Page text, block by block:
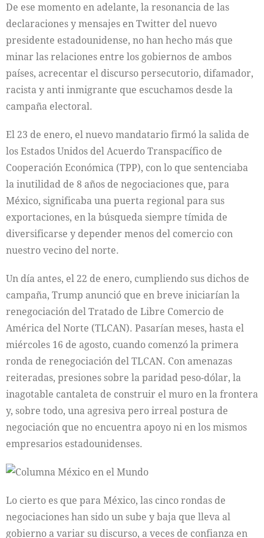
De ese momento en adelante, la resonancia de las
declaraciones y mensajes en Twitter del nuevo
presidente estadounidense, no han hecho más que
minar las relaciones entre los gobiernos de ambos
países, acrecentar el discurso persecutorio, difamador,
racista y anti inmigrante que escuchamos desde la
campaña electoral.
El 23 de enero, el nuevo mandatario firmó la salida de
los Estados Unidos del Acuerdo Transpacífico de
Cooperación Económica (TPP), con lo que sentenciaba
la inutilidad de 8 años de negociaciones que, para
México, significaba una puerta regional para sus
exportaciones, en la búsqueda siempre tímida de
diversificarse y depender menos del comercio con
nuestro vecino del norte.
Un día antes, el 22 de enero, cumpliendo sus dichos de
campaña, Trump anunció que en breve iniciarían la
renegociación del Tratado de Libre Comercio de
América del Norte (TLCAN). Pasarían meses, hasta el
miércoles 16 de agosto, cuando comenzó la primera
ronda de renegociación del TLCAN. Con amenazas
reiteradas, presiones sobre la paridad peso-dólar, la
inagotable cantaleta de construir el muro en la frontera
y, sobre todo, una agresiva pero irreal postura de
negociación que no encuentra apoyo ni en los mismos
empresarios estadounidenses.
Lo cierto es que para México, las cinco rondas de
negociaciones han sido un sube y baja que lleva al
gobierno a variar su discurso, a veces de confianza en